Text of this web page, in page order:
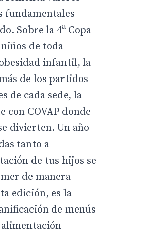
fundamentales
Sobre la 4ª Copa
niños de toda
infantil, la
de los partidos
de cada sede, la
con COVAP donde
divierten. Un año
tanto a
de tus hijos se
de manera
edición, es la
de menús
alimentación